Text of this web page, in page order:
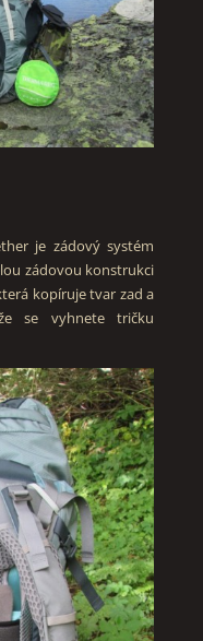
je zádový systém
zádovou konstrukci
kopíruje tvar zad a
se vyhnete tričku